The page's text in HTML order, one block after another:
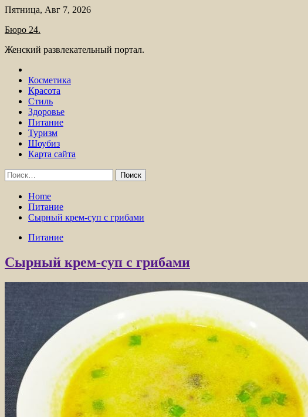
Skip
content
Пятница, Авг 7, 2026
Бюро 24.
Женский развлекательный портал.
Косметика
Красота
Стиль
Здоровье
Питание
Туризм
Шоубиз
Карта сайта
Найти:
Home
Питание
Сырный крем-суп с грибами
Питание
Сырный крем-суп с грибами